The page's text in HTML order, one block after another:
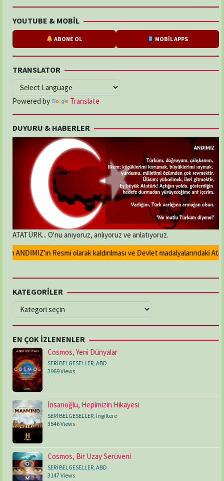
YOUTUBE & MOBİL
ABONE OL MOBİL APPS
TRANSLATOR
Powered by Translate
DUYURU & HABERLER
ATATÜRK... O'nu anıyoruz, anlıyoruz ve anlatıyoruz.
ANDIMIZ'ın Resmi olarak kaldırılması ve Devlet madalyalarındaki
KATEGORİLER
KATEGORİLER
EN ÇOK İZLENENLER
Cosmos, Yeni Dünyalar
SERİ BELGESELLER, ABD
3969 Views
İnsanoğlu, Hepimizin Hikayesi
SERİ BELGESELLER, İngiltere
3546 Views
Cosmos, Bir Uzay Serüveni
SERİ BELGESELLER ABD
3147 Views